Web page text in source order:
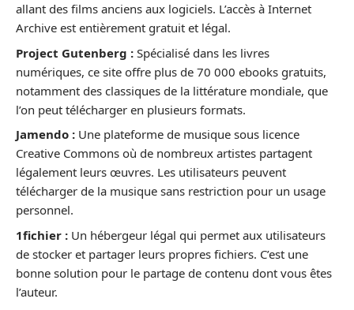
allant des films anciens aux logiciels. L’accès à Internet
Archive est entièrement gratuit et légal.
Project Gutenberg : Spécialisé dans les livres
numériques, ce site offre plus de 70 000 ebooks gratuits,
notamment des classiques de la littérature mondiale, que
l’on peut télécharger en plusieurs formats.
Jamendo : Une plateforme de musique sous licence
Creative Commons où de nombreux artistes partagent
légalement leurs œuvres. Les utilisateurs peuvent
télécharger de la musique sans restriction pour un usage
personnel.
1fichier : Un hébergeur légal qui permet aux utilisateurs
de stocker et partager leurs propres fichiers. C’est une
bonne solution pour le partage de contenu dont vous êtes
l’auteur.